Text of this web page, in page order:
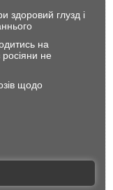
здоровий глузд і
на
не
щодо